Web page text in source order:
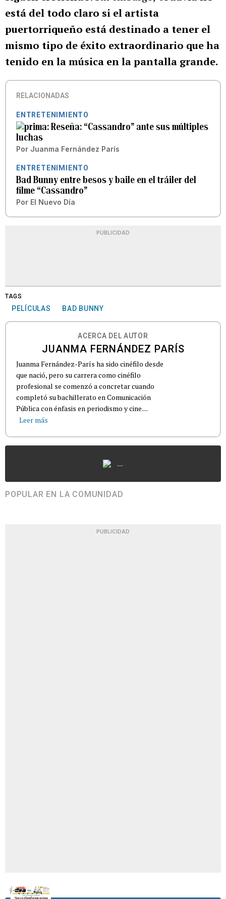
está del todo claro si el artista
puertorriqueño está destinado a tener el
mismo tipo de éxito extraordinario que ha
tenido en la música en la pantalla grande.
RELACIONADAS
ENTRETENIMIENTO
Reseña: “Cassandro” ante sus múltiples
luchas
Por Juanma Fernández París
ENTRETENIMIENTO
Bad Bunny entre besos y baile en el tráiler del
filme “Cassandro”
Por El Nuevo Día
PUBLICIDAD
TAGS
PELÍCULAS BAD BUNNY
ACERCA DEL AUTOR
JUANMA FERNÁNDEZ PARÍS
Juanma Fernández-París ha sido cinéfilo desde
que nació, pero su carrera como cinéfilo
profesional se comenzó a concretar cuando
completó su bachillerato en Comunicación
Pública con énfasis en periodismo y cine....
Leer más
...
POPULAR EN LA COMUNIDAD
PUBLICIDAD